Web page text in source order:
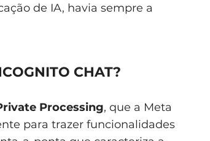
de IA, havia sempre a
CHAT?
Processing, que a Meta
para trazer funcionalidades